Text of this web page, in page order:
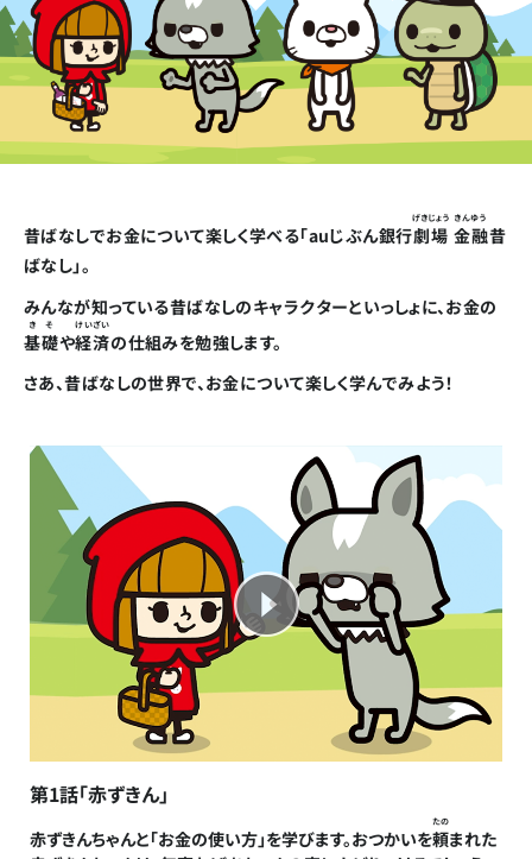
昔ばなしでお金について楽しく学べる「auじぶん銀行劇場
げきじょう
金融
きんゆう
昔
ばなし」。
みんなが知っている昔ばなしのキャラクターといっしょに、お金の
基礎
きそ
や経済
けいざい
の仕組みを勉強します。
さあ、昔ばなしの世界で、お金について楽しく学んでみよう！
第1話「赤ずきん」
赤ずきんちゃんと「お金の使い方」を学びます。おつかいを頼
たの
まれた